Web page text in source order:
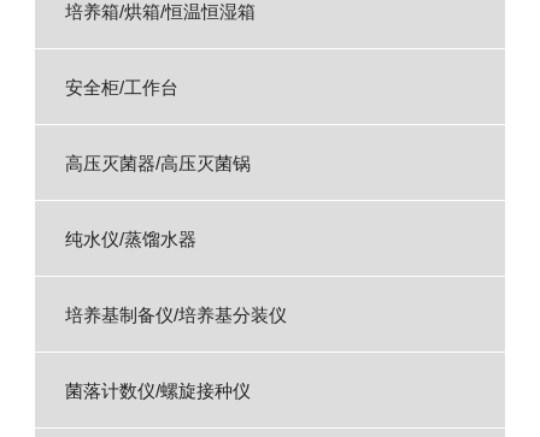
培养箱/烘箱/恒温恒湿箱
安全柜/工作台
高压灭菌器/高压灭菌锅
纯水仪/蒸馏水器
培养基制备仪/培养基分装仪
菌落计数仪/螺旋接种仪